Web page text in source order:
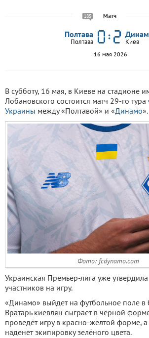
185 Матч
Полтава
Полтава Киев
16 мая 2026
В субботу, 16 мая, в Киеве на стадионе
Лобановского состоится матч 29-го тура
Украины между «Полтавой» и «Динамо».
Фото: fcdynamo.com
Украинская Премьер-лига уже
участников на игру.
«Динамо» выйдет на футбольное поле в
Вратарь киевлян сыграет в чёрной
проведёт игру в красно-жёлтой форме, а
наденет экипировку зелёного цвета.